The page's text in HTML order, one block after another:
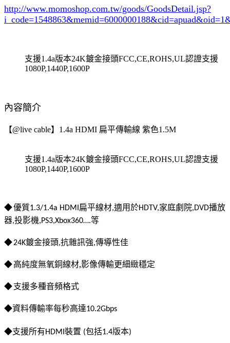
http://www.momoshop.com.tw/goods/GoodsDetail.jsp?
i_code=1548863
支援1.4a版本24K鍍金接頭FCC,CE,ROHS,UL認證支援
1080P,1440P,1600P
內容簡介
【@live cable】1.4a HDMI 扁平傳輸線 紫色1.5M
支援1.4a版本24K鍍金接頭FCC,CE,ROHS,UL認證支援
1080P,1440P,1600P
◆優質1.3/1.4a HDMI 扁平線材,適用於HDTV,家庭劇院,DVD播放
器,投影機,PS3,Xbox360….等
◆24K鍍金接頭,抗雜訊強,傳導性佳
◆高純度無氧銅線材,影像傳輸更細緻穩定
◆支援多種音頻格式
◆資料傳輸率每秒高達10.2Gbps
◆支援所有HDMI裝置 (包括1.4版本)